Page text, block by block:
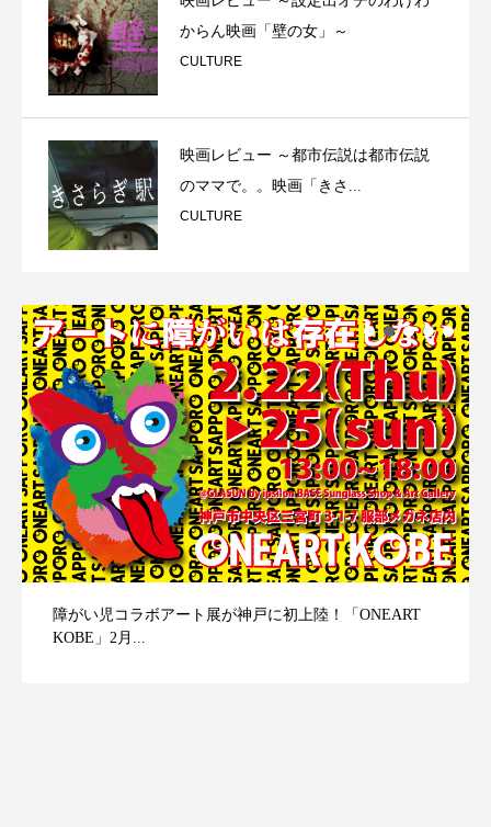
からん映画「壁の女」～
CULTURE
映画レビュー ～都市伝説は都市伝説
のママで。。映画「きさ...
CULTURE
障がい児コラボアート展が神戸に初上陸！「ONEART
KOBE」2月...